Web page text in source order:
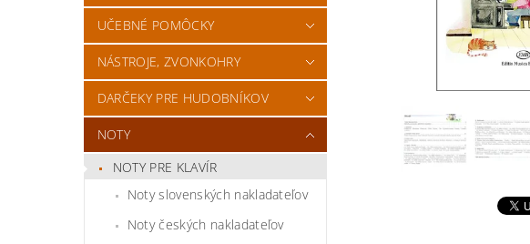
UČEBNÉ POMÔCKY
NÁSTROJE, ZVONKOHRY
DARČEKY PRE HUDOBNÍKOV
NOTY
NOTY PRE KLAVÍR
Noty slovenských nakladateľov
Noty českých nakladateľov